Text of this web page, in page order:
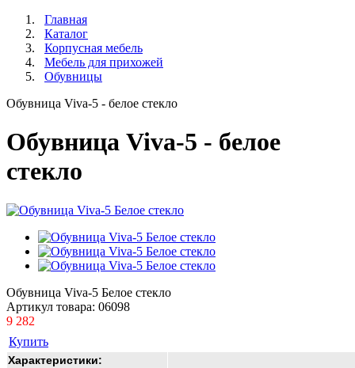
Главная
Каталог
Корпусная мебель
Мебель для прихожей
Обувницы
Обувница Viva-5 - белое стекло
Обувница Viva-5 - белое
стекло
Обувница Viva-5 Белое стекло
Артикул товара: 06098
9 282
Купить
Характеристики: